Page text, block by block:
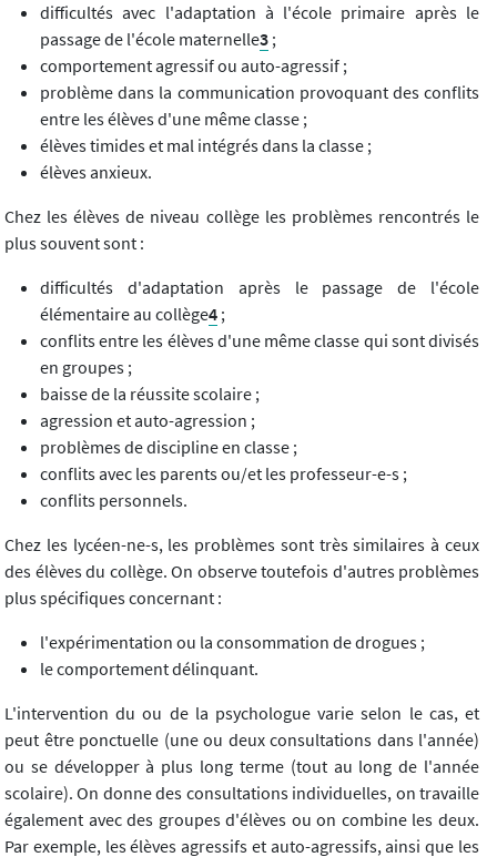
difficultés avec l'adaptation à l'école primaire après le
passage de l'école maternelle3 ;
comportement agressif ou auto-agressif ;
problème dans la communication provoquant des conflits
entre les élèves d'une même classe ;
élèves timides et mal intégrés dans la classe ;
élèves anxieux.
Chez les élèves de niveau collège les problèmes rencontrés le
plus souvent sont :
difficultés d'adaptation après le passage de l'école
élémentaire au collège4 ;
conflits entre les élèves d'une même classe qui sont divisés
en groupes ;
baisse de la réussite scolaire ;
agression et auto-agression ;
problèmes de discipline en classe ;
conflits avec les parents ou/et les professeur-e-s ;
conflits personnels.
Chez les lycéen-ne-s, les problèmes sont très similaires à ceux
des élèves du collège. On observe toutefois d'autres problèmes
plus spécifiques concernant :
l'expérimentation ou la consommation de drogues ;
le comportement délinquant.
L'intervention du ou de la psychologue varie selon le cas, et
peut être ponctuelle (une ou deux consultations dans l'année)
ou se développer à plus long terme (tout au long de l'année
scolaire). On donne des consultations individuelles, on travaille
également avec des groupes d'élèves ou on combine les deux.
Par exemple, les élèves agressifs et auto-agressifs, ainsi que les